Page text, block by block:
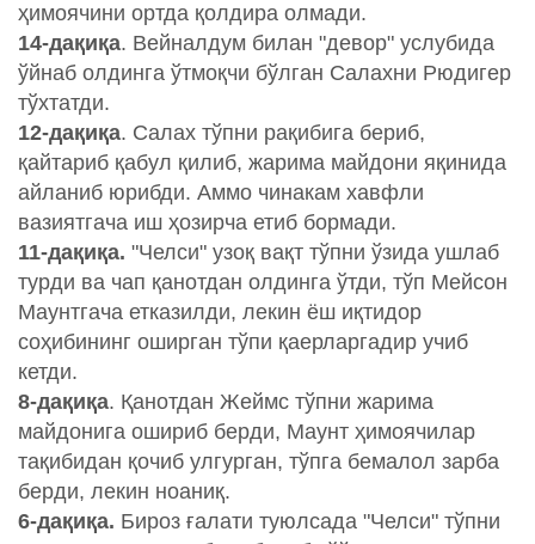
ҳимоячини ортда қолдира олмади.
14-дақиқа. Вейналдум билан "девор" услубида
ўйнаб олдинга ўтмоқчи бўлган Салахни Рюдигер
тўхтатди.
12-дақиқа. Салах тўпни рақибига бериб,
қайтариб қабул қилиб, жарима майдони яқинида
айланиб юрибди. Аммо чинакам хавфли
вазиятгача иш ҳозирча етиб бормади.
11-дақиқа. "Челси" узоқ вақт тўпни ўзида ушлаб
турди ва чап қанотдан олдинга ўтди, тўп Мейсон
Маунтгача етказилди, лекин ёш иқтидор
соҳибининг оширган тўпи қаерларгадир учиб
кетди.
8-дақиқа. Қанотдан Жеймс тўпни жарима
майдонига ошириб берди, Маунт ҳимоячилар
тақибидан қочиб улгурган, тўпга бемалол зарба
берди, лекин ноаниқ.
6-дақиқа. Бироз ғалати туюлсада "Челси" тўпни